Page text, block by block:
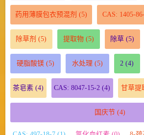
药用薄膜包衣预混剂 (5) CAS: 1405-
除草剂 (5) 提取物(5) 除草 (5)
硬脂酸镁(5) 水处理 (5) 2 (4)
茶皂素 (4) CAS: 8047-15-2 (4) 甘草提
国庆节(4)